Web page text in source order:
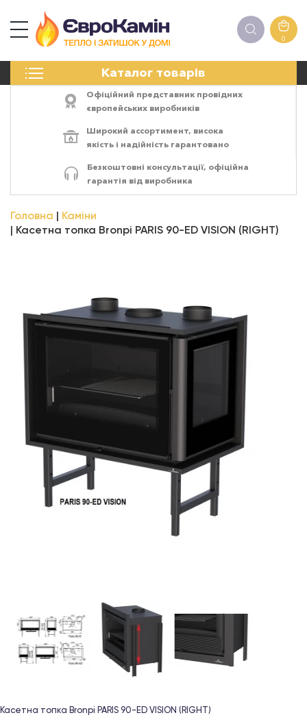
0
Каталог товарів
ПЕЧІ
ЕЛЕКТРОКАМІНИ
АКСЕСУАРИ
Офіційний представник провідних
європейських виробників
Широкий ассортимент, висока
якість і надійність гарантовано
Безкоштовні консультації, офіційна
гарантія від виробника
Головна
Каміни
Касетна топка Bronpi PARIS 90-ED VISION (RIGHT)
Касетна топка Bronpi PARIS 90-ED VISION (RIGHT)